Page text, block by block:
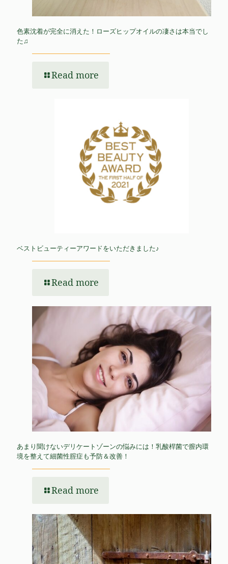
色素沈着が完全に消えた！ローズヒップオイルの凄さは本当でし
た♫
Read more
ベストビューティーアワードをいただきました♪
Read more
あまり聞けないデリケートゾーンの悩みには！乳酸桿菌で膣内環
境を整えて細菌性腟症も予防＆改善！
Read more